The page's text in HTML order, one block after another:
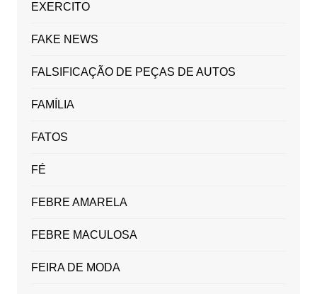
EXERCITO
FAKE NEWS
FALSIFICAÇÃO DE PEÇAS DE AUTOS
FAMÍLIA
FATOS
FÉ
FEBRE AMARELA
FEBRE MACULOSA
FEIRA DE MODA